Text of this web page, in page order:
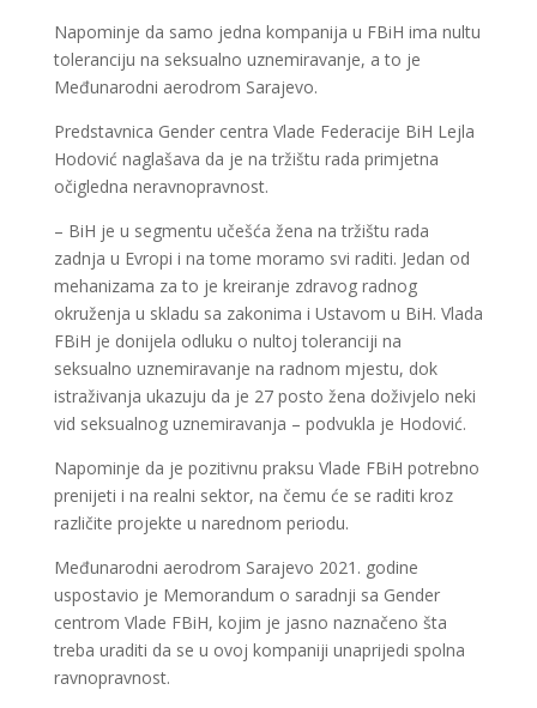
Napominje da samo jedna kompanija u FBiH ima nultu
toleranciju na seksualno uznemiravanje, a to je
Međunarodni aerodrom Sarajevo.
Predstavnica Gender centra Vlade Federacije BiH Lejla
Hodović naglašava da je na tržištu rada primjetna
očigledna neravnopravnost.
– BiH je u segmentu učešća žena na tržištu rada
zadnja u Evropi i na tome moramo svi raditi. Jedan od
mehanizama za to je kreiranje zdravog radnog
okruženja u skladu sa zakonima i Ustavom u BiH. Vlada
FBiH je donijela odluku o nultoj toleranciji na
seksualno uznemiravanje na radnom mjestu, dok
istraživanja ukazuju da je 27 posto žena doživjelo neki
vid seksualnog uznemiravanja – podvukla je Hodović.
Napominje da je pozitivnu praksu Vlade FBiH potrebno
prenijeti i na realni sektor, na čemu će se raditi kroz
različite projekte u narednom periodu.
Međunarodni aerodrom Sarajevo 2021. godine
uspostavio je Memorandum o saradnji sa Gender
centrom Vlade FBiH, kojim je jasno naznačeno šta
treba uraditi da se u ovoj kompaniji unaprijedi spolna
ravnopravnost.